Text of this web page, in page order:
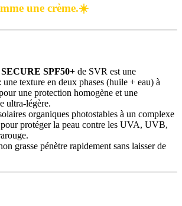
une crème.☀️
SPF50+ de SVR est une
texture en deux phases (huile + eau) à
une protection homogène et une
ultra-légère.
organiques photostables à un complexe
protéger la peau contre les UVA, UVB,
grasse pénètre rapidement sans laisser de